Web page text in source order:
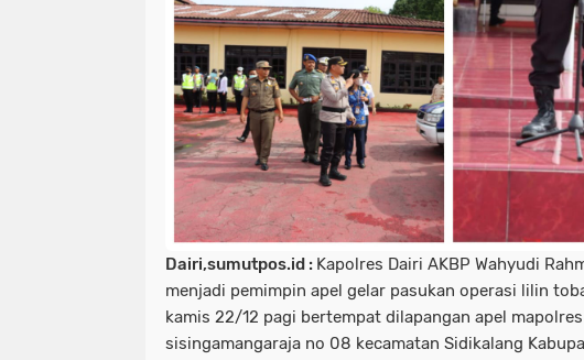
Dairi,sumutpos.id : Kapolres Dairi AKBP Wahyudi
menjadi pemimpin apel gelar pasukan operasi lilin
kamis 22/12 pagi bertempat dilapangan apel
sisingamangaraja no 08 kecamatan Sidikalang